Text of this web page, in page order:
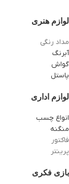
لوازم هنری
مداد رنگی
آبرنگ
گواش
پاستل
لوازم اداری
انواع چسب
منگنه
فاکتور
پرینتر
بازی فکری